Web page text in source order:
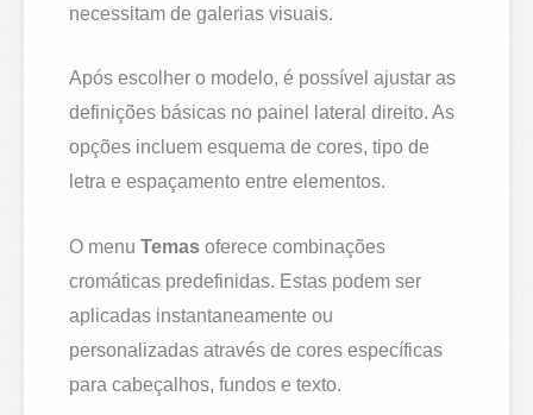
necessitam de galerias visuais.
Após escolher o modelo, é possível ajustar as
definições básicas no painel lateral direito. As
opções incluem esquema de cores, tipo de
letra e espaçamento entre elementos.
O menuTemas oferece combinações
cromáticas predefinidas. Estas podem ser
aplicadas instantaneamente ou
personalizadas através de cores específicas
para cabeçalhos, fundos e texto.